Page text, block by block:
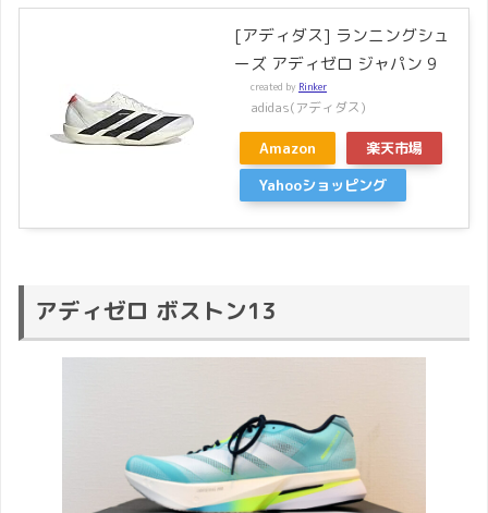
[アディダス] ランニングシュ
ーズ アディゼロ ジャパン 9
created by Rinker
adidas(アディダス)
Amazon
楽天市場
Yahooショッピング
アディゼロ ボストン13